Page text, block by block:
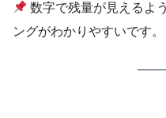
数字で残量が見えるよ
ングがわかりやすいです。